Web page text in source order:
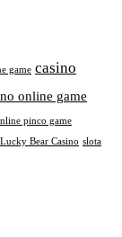
game casino
online game
pinco game
Lucky Bear Casino slota